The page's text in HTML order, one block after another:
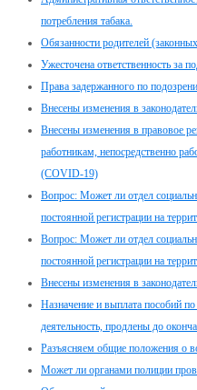
потребления табака.
Обязанности родителей
Ужесточена ответственность за
Права задержанного по
Внесены изменения в
Внесены изменения в правовое
работникам, непосредственно
(COVID-19)
Вопрос: Может ли отдел
постоянной регистрации на
Вопрос: Может ли отдел
постоянной регистрации на
Внесены изменения в
Назначение и выплата пособий
деятельность, продлены до
Разъясняем общие положения о
Может ли органами полиции